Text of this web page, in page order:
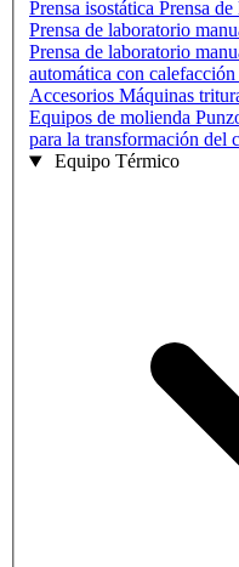
Prensa isostática Prensa
Prensa de laboratorio
Prensa de laboratorio
automática con calefacción
Accesorios Máquinas
Equipos de molienda
para la transformación del
Equipo Térmico